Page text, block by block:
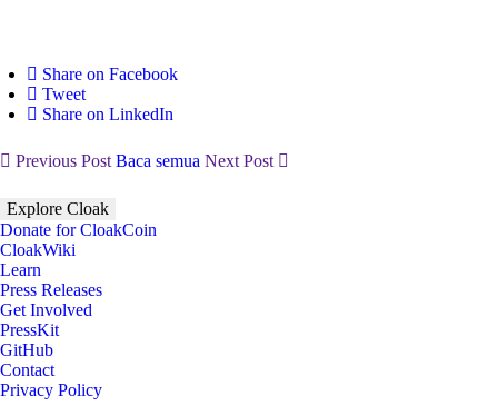
Share on Facebook
Tweet
Share on LinkedIn
Previous Post Baca semua Next Post
Explore Cloak
Donate for CloakCoin
CloakWiki
Learn
Press Releases
Get Involved
PressKit
GitHub
Contact
Privacy Policy